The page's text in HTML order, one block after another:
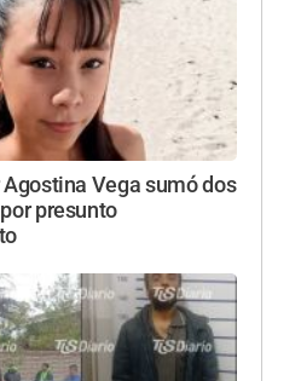
Agostina Vega sumó dos
presunto